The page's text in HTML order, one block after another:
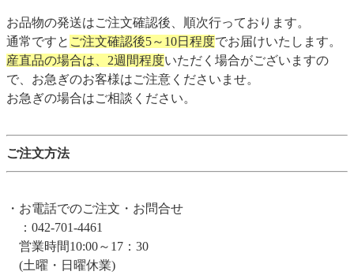
お品物の発送はご注文確認後、順次行っております。
通常ですと ご注文確認後5～10日程度でお届けいたします。
産直品の場合は、2週間程度いただく場合がございますの
で、お急ぎのお客様はご注意くださいませ。
お急ぎの場合はご相談ください。
ご注文方法
・お電話でのご注文・お問合せ
：042-701-4461
営業時間10:00～17：30
(土曜・日曜休業)